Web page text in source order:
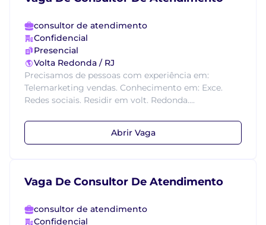
consultor de atendimento
Confidencial
Presencial
Volta Redonda / RJ
Precisamos de pessoas com experiência em:
Telemarketing vendas. Conhecimento em: Exce.
Redes sociais. Residir em volt. Redonda....
Abrir Vaga
Vaga De Consultor De Atendimento
consultor de atendimento
Confidencial